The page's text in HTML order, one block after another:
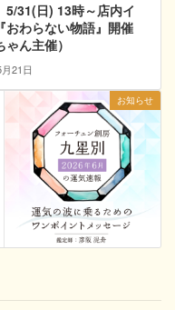
5/31(日) 13時～店内イ
おわらない物語』開催
ゃん主催）
21日
お知らせ